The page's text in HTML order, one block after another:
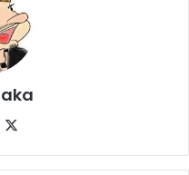
Facebook